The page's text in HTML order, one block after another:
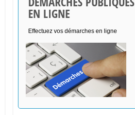
EN LIGNE
Effectuez vos démarches en ligne